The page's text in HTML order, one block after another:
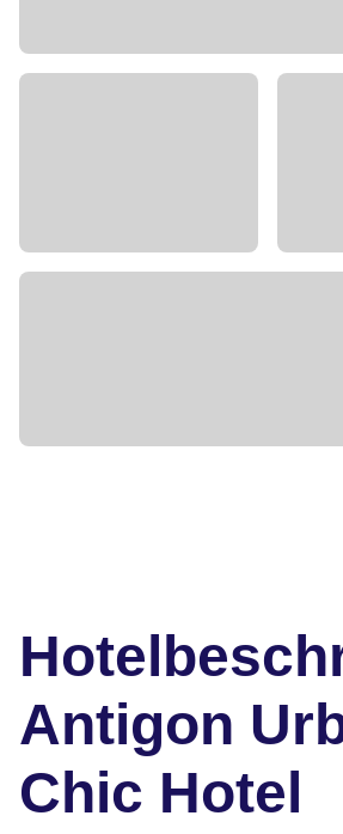
Antigon
Chic Hotel